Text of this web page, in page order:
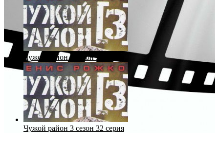
Чужой район 3 сезон 31 серия
Чужой район 3 сезон 32 серия